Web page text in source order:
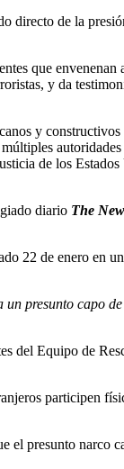
directo de la
que envenenan
y da
y
autoridades
de los
diario The
22 de enero en
presunto capo
del Equipo de
participen
el presunto narco